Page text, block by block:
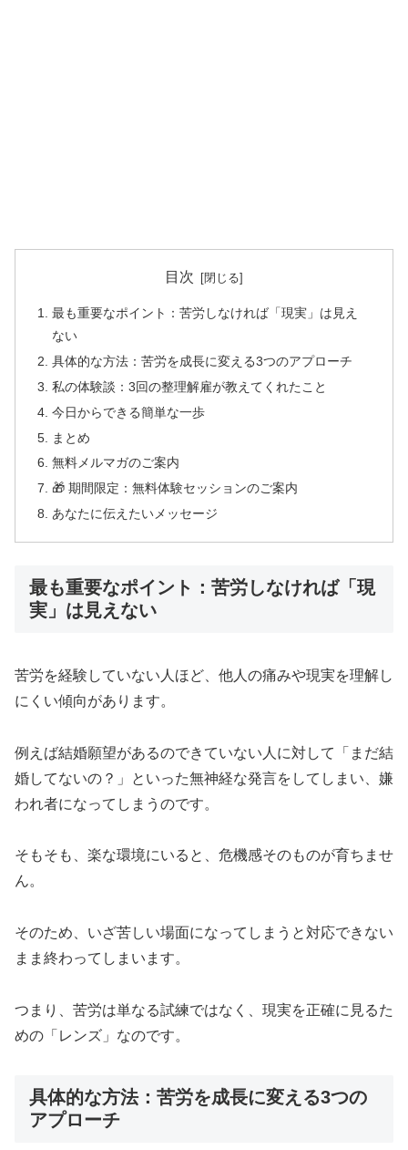
目次
最も重要なポイント：苦労しなければ「現実」は見え
ない
具体的な方法：苦労を成長に変える3つのアプローチ
私の体験談：3回の整理解雇が教えてくれたこと
今日からできる簡単な一歩
まとめ
無料メルマガのご案内
🎁 期間限定：無料体験セッションのご案内
あなたに伝えたいメッセージ
最も重要なポイント：苦労しなければ「現
実」は見えない
苦労を経験していない人ほど、他人の痛みや現実を理解し
にくい傾向があります。
例えば結婚願望があるのできていない人に対して「まだ結
婚してないの？」といった無神経な発言をしてしまい、嫌
われ者になってしまうのです。
そもそも、楽な環境にいると、危機感そのものが育ちませ
ん。
そのため、いざ苦しい場面になってしまうと対応できない
まま終わってしまいます。
つまり、苦労は単なる試練ではなく、現実を正確に見るた
めの「レンズ」なのです。
具体的な方法：苦労を成長に変える3つの
アプローチ